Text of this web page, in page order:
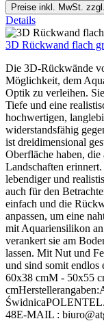
Preise inkl. MwSt.
Details
3D Rückwand flach
Die 3D-Rückwände
Möglichkeit, dem
Optik zu verleihen.
Tiefe und eine
hochwertigen,
widerstandsfähig
ist dreidimensional
Oberfläche haben, die
Landschaften
lebendiger und
auch für den
einfach und die
anpassen, um eine
mit Aquariensilikon
verankert sie am
lassen. Mit Nut und
und sind somit endlos
60x38 cmM - 50x55
48E-MAIL :